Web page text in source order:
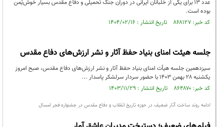
عدد ۱۳ برای یکی از خلبانان ایرانی در دوران جنگ تحمیلی و دفاع مقدس بسیار خوش‌یُمن
بوده است.
کد خبر: ۸۶۸۱۲۷ تاریخ انتشار : ۱۴۰۴/۰۲/۱۶
جلسه هیئت امنای بنیاد حفظ آثار و نشر ارزش‌های دفاع مقدس
سیزدهمین جلسه هیأت امنای بنیاد حفظ آثار و نشر ارزش‌های دفاع مقدس، صبح امروز
یکشنبه ۲۸ بهمن ۱۴۰۳ با حضور سردار سرلشکر پاسدار ...
کد خبر: ۸۶۴۸۷۰ تاریخ انتشار : ۱۴۰۳/۱۱/۲۹
ادامه روند ساخت آثار ضعیف در حوزه تاریخ انقلاب و دفاع مقدس در جشنواره فجر امسال